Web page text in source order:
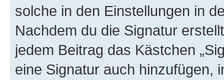
solche in den Einstellungen in
Nachdem du die Signatur
jedem Beitrag das Kästchen
eine Signatur auch hinzufügen,